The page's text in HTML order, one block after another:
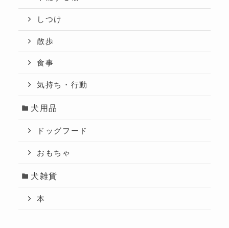
しつけ
散歩
食事
気持ち・行動
犬用品
ドッグフード
おもちゃ
犬雑貨
本